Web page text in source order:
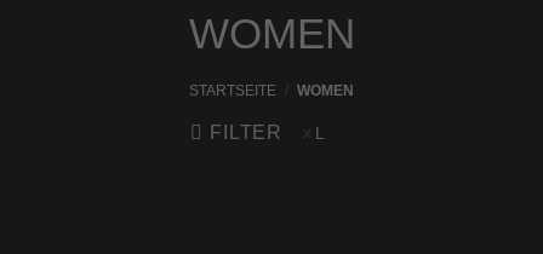
WOMEN
STARTSEITE / WOMEN
FILTER L